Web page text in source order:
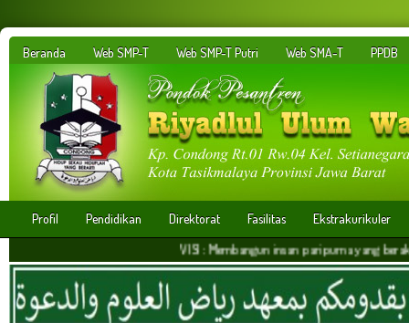
Beranda Web SMP-T Web SMP-T Putri Web SMA-T PPDB
Profil Pendidikan Direktorat Fasilitas
Ekstrakurikuler
VISI : Membangun insan paripurna yang berakhlakul